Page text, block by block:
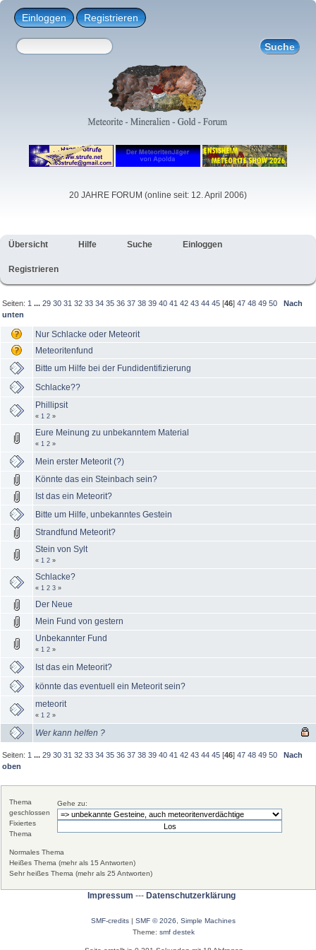
Einloggen Registrieren
20 JAHRE FORUM (online seit: 12. April 2006)
Übersicht Hilfe Suche Einloggen
Registrieren
Seiten: 1 ...29 30 31 32 33 34 35 36 37 38 39 40 41 42 43 44 45 [46]47 48 49 50
Nach
unten
Nur Schlacke oder Meteorit
Meteoritenfund
Bitte um Hilfe bei der Fundidentifizierung
Schlacke??
Phillipsit
« 1 2 »
Eure Meinung zu unbekanntem Material
« 1 2 »
Mein erster Meteorit (?)
Könnte das ein Steinbach sein?
Ist das ein Meteorit?
Bitte um Hilfe, unbekanntes Gestein
Strandfund Meteorit?
Stein von Sylt
« 1 2 »
Schlacke?
« 1 2 3 »
Der Neue
Mein Fund von gestern
Unbekannter Fund
« 1 2 »
Ist das ein Meteorit?
könnte das eventuell ein Meteorit sein?
meteorit
« 1 2 »
Wer kann helfen ?
Seiten: 1 ...29 30 31 32 33 34 35 36 37 38 39 40 41 42 43 44 45 [46]47 48 49 50
Nach
oben
Gehe zu:
Normales Thema
Heißes Thema (mehr als 15 Antworten)
Sehr heißes Thema (mehr als 25 Antworten)
Thema
geschlossen
Fixiertes
Thema
Impressum --- Datenschutzerklärung
SMF-credits SMF © 2026, Simple Machines
Theme: smf destek